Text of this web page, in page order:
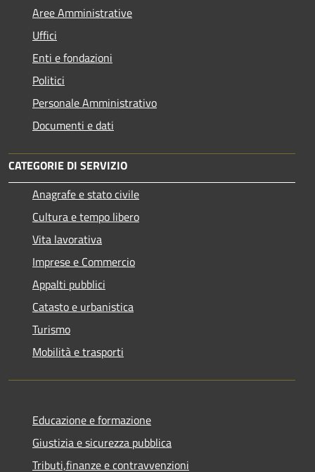
Aree Amministrative
Uffici
Enti e fondazioni
Politici
Personale Amministrativo
Documenti e dati
CATEGORIE DI SERVIZIO
Anagrafe e stato civile
Cultura e tempo libero
Vita lavorativa
Imprese e Commercio
Appalti pubblici
Catasto e urbanistica
Turismo
Mobilità e trasporti
Educazione e formazione
Giustizia e sicurezza pubblica
Tributi,finanze e contravvenzioni